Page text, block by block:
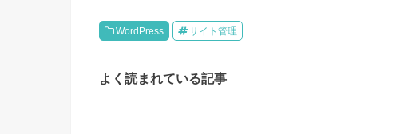
WordPress サイト管理
よく読まれている記事